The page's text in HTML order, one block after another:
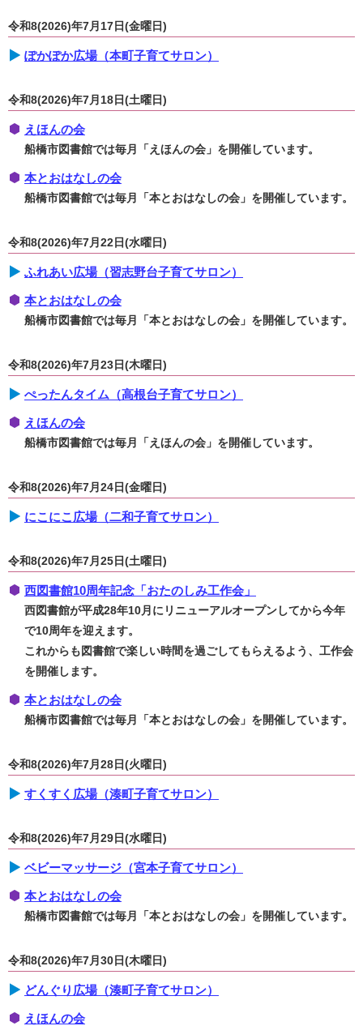
令和8(2026)年7月17日(金曜日)
ぽかぽか広場（本町子育てサロン）
令和8(2026)年7月18日(土曜日)
えほんの会
船橋市図書館では毎月「えほんの会」を開催しています。
本とおはなしの会
船橋市図書館では毎月「本とおはなしの会」を開催しています。
令和8(2026)年7月22日(水曜日)
ふれあい広場（習志野台子育てサロン）
本とおはなしの会
船橋市図書館では毎月「本とおはなしの会」を開催しています。
令和8(2026)年7月23日(木曜日)
ぺったんタイム（高根台子育てサロン）
えほんの会
船橋市図書館では毎月「えほんの会」を開催しています。
令和8(2026)年7月24日(金曜日)
にこにこ広場（二和子育てサロン）
令和8(2026)年7月25日(土曜日)
西図書館10周年記念「おたのしみ工作会」
西図書館が平成28年10月にリニューアルオープンしてから今年
で10周年を迎えます。
これからも図書館で楽しい時間を過ごしてもらえるよう、工作会
を開催します。
本とおはなしの会
船橋市図書館では毎月「本とおはなしの会」を開催しています。
令和8(2026)年7月28日(火曜日)
すくすく広場（湊町子育てサロン）
令和8(2026)年7月29日(水曜日)
ベビーマッサージ（宮本子育てサロン）
本とおはなしの会
船橋市図書館では毎月「本とおはなしの会」を開催しています。
令和8(2026)年7月30日(木曜日)
どんぐり広場（湊町子育てサロン）
えほんの会